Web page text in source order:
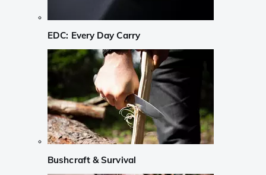
EDC: Every Day Carry
Bushcraft & Survival